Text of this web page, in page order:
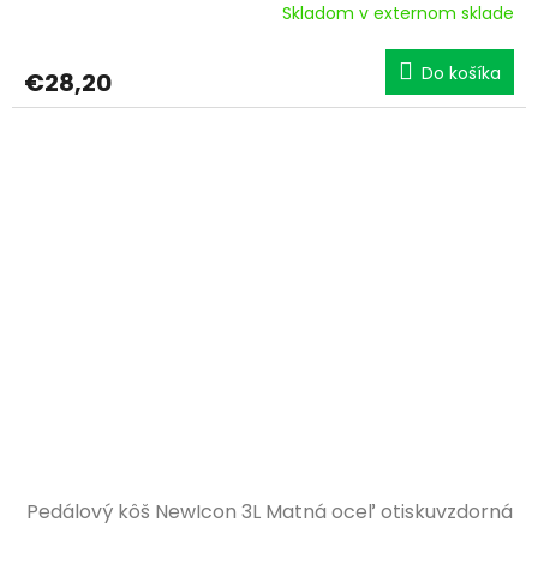
Skladom v externom sklade
€28,20 Do košíka
Pedálový kôš NewIcon 3L Matná oceľ otiskuvzdorná